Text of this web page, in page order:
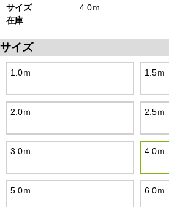
サイズ
4.0ｍ
在庫
サイズ
1.0ｍ 1.5ｍ
2.0ｍ 2.5ｍ
3.0ｍ 4.0ｍ
5.0ｍ 6.0ｍ